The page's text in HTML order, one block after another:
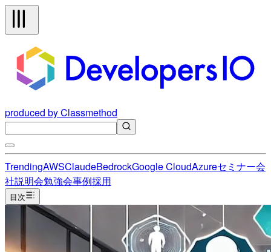
produced by Classmethod
TrendingAWSClaudeBedrockGoogle CloudAzureセミナー会
社説明会勉強会事例採用
目次